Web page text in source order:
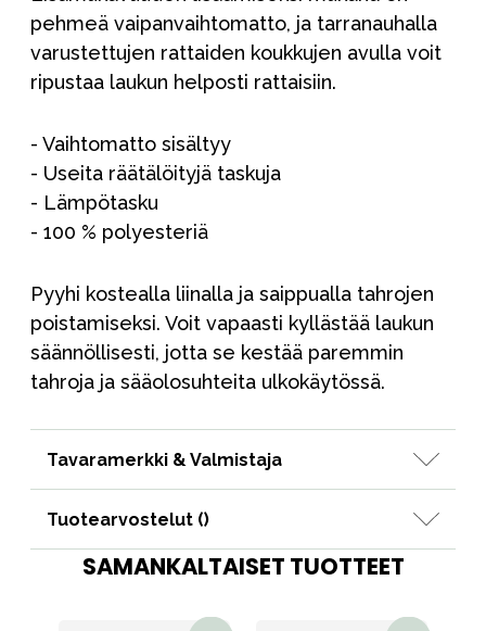
pehmeä vaipanvaihtomatto, ja tarranauhalla
varustettujen rattaiden koukkujen avulla voit
ripustaa laukun helposti rattaisiin.
- Vaihtomatto sisältyy
- Useita räätälöityjä taskuja
- Lämpötasku
- 100 % polyesteriä
Pyyhi kostealla liinalla ja saippualla tahrojen
poistamiseksi. Voit vapaasti kyllästää laukun
säännöllisesti, jotta se kestää paremmin
tahroja ja sääolosuhteita ulkokäytössä.
Tavaramerkki & Valmistaja
Tuotearvostelut ()
SAMANKALTAISET TUOTTEET